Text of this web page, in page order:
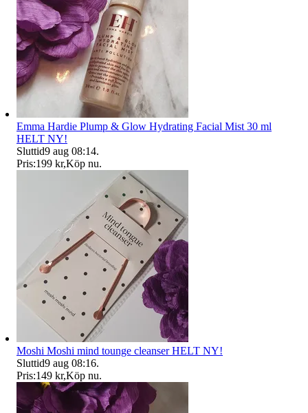
Emma Hardie Plump & Glow Hydrating Facial Mist 30 ml
HELT NY!
Sluttid9 aug 08:14.
Pris:199 kr,Köp nu.
Moshi Moshi mind tounge cleanser HELT NY!
Sluttid9 aug 08:16.
Pris:149 kr,Köp nu.